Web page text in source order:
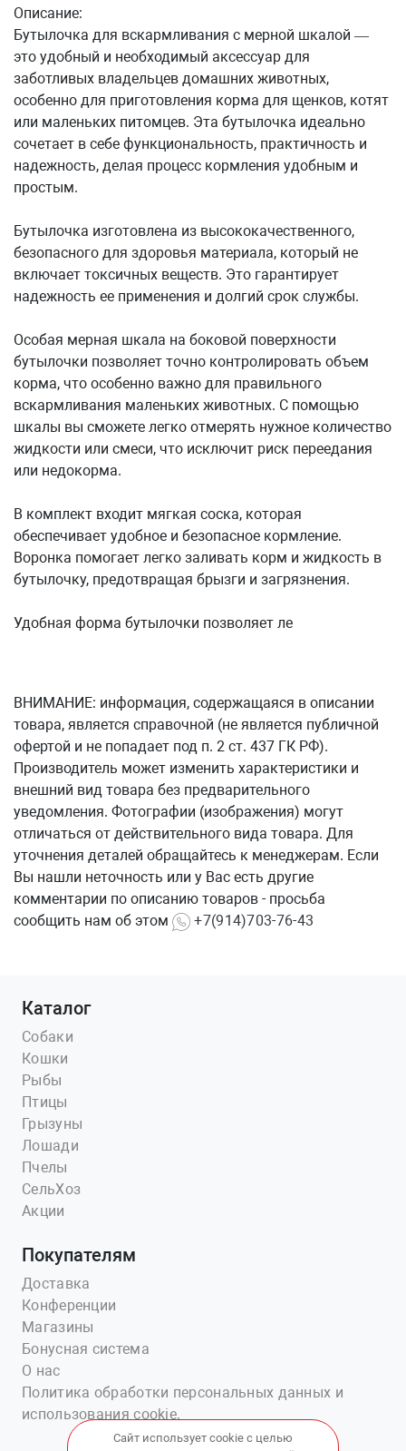
Описание:
Бутылочка для вскармливания с мерной шкалой —
это удобный и необходимый аксессуар для
заботливых владельцев домашних животных,
особенно для приготовления корма для щенков, котят
или маленьких питомцев. Эта бутылочка идеально
сочетает в себе функциональность, практичность и
надежность, делая процесс кормления удобным и
простым.
Бутылочка изготовлена из высококачественного,
безопасного для здоровья материала, который не
включает токсичных веществ. Это гарантирует
надежность ее применения и долгий срок службы.
Особая мерная шкала на боковой поверхности
бутылочки позволяет точно контролировать объем
корма, что особенно важно для правильного
вскармливания маленьких животных. С помощью
шкалы вы сможете легко отмерять нужное количество
жидкости или смеси, что исключит риск переедания
или недокорма.
В комплект входит мягкая соска, которая
обеспечивает удобное и безопасное кормление.
Воронка помогает легко заливать корм и жидкость в
бутылочку, предотвращая брызги и загрязнения.
Удобная форма бутылочки позволяет ле
ВНИМАНИЕ: информация, содержащаяся в описании
товара, является справочной (не является публичной
офертой и не попадает под п. 2 ст. 437 ГК РФ).
Производитель может изменить характеристики и
внешний вид товара без предварительного
уведомления. Фотографии (изображения) могут
отличаться от действительного вида товара. Для
уточнения деталей обращайтесь к менеджерам. Если
Вы нашли неточность или у Вас есть другие
комментарии по описанию товаров - просьба
сообщить нам об этом
+7(914)703-76-43
Каталог
Собаки
Кошки
Рыбы
Птицы
Грызуны
Лошади
Пчелы
СельХоз
Акции
Покупателям
Доставка
Конференции
Магазины
Бонусная система
О нас
Политика обработки персональных данных и
использования cookie.
Сайт использует cookie с целью